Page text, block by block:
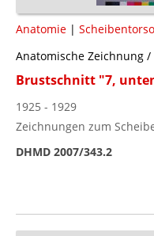
Anatomie | Scheibentorso
Anatomische Zeichnung
Brustschnitt "7,
1925 - 1929
Zeichnungen zum
DHMD 2007/343.2